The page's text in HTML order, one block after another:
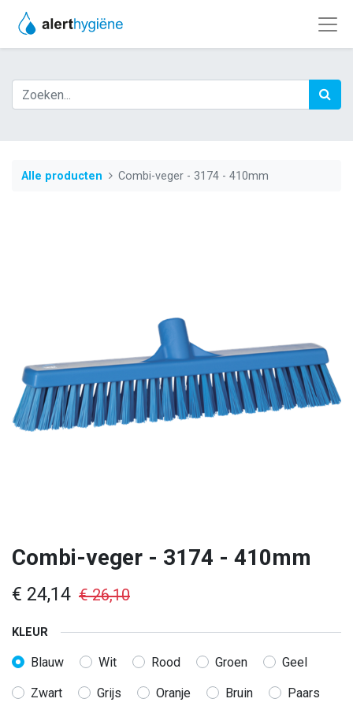
Alle producten Combi-veger - 3174 - 410mm
Combi-veger - 3174 - 410mm
€ 24,14 €26,10
KLEUR
Blauw Wit Rood Groen Geel
Zwart Grijs Oranje Bruin Paars